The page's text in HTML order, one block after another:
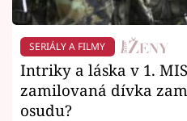
SERIÁLY A FILMY
Intriky a láska v 1.
zamilovaná dívka
osudu?